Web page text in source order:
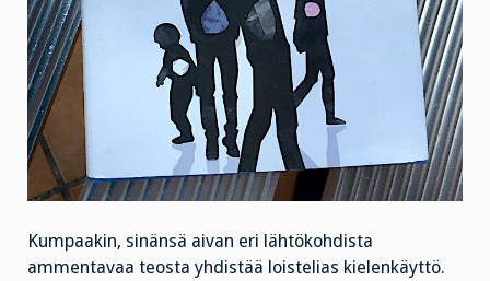
Kumpaakin, sinänsä aivan eri lähtökohdista
ammentavaa teosta yhdistää loistelias kielenkäyttö.